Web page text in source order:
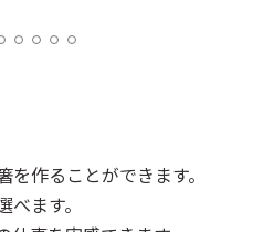
作ることができます。
ます。